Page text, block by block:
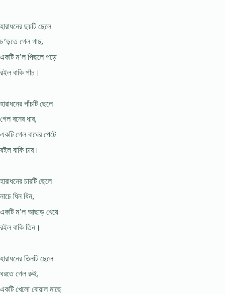
হারাধনের ছয়টি ছেলে
চ’ড়তে গেল গাছ,
একটি ম’ল পিছলে পড়ে
রইল বাকি পাঁচ।
হারাধনের পাঁচটি ছেলে
গেল বনের ধার,
একটি গেল বাঘের পেটে
রইল বাকি চার।
হারাধনের চারটি ছেলে
নাচে ধিন ধিন,
একটি ম’ল আছাড় খেয়ে
রইল বাকি তিন।
হারাধনের তিনটি ছেলে
ধরতে গেল রুই,
একটি খেলো বোয়াল মাছে